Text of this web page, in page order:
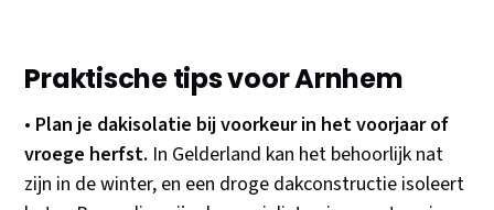
Praktische tips voor Arnhem
• Plan je dakisolatie bij voorkeur in het voorjaar of
vroege herfst. In Gelderland kan het behoorlijk nat
zijn in de winter, en een droge dakconstructie isoleert